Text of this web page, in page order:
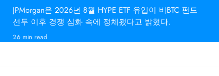
JPMorgan은 2026년 8월 HYPE ETF 유입이 비BTC 펀드
선두 이후 경쟁 심화 속에 정체됐다고 밝혔다.
26 min read